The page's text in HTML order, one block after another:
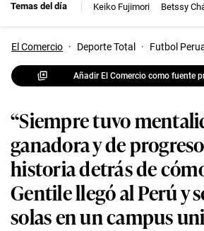
Temas del día Keiko Fujimori Betssy
El Comercio · Deporte Total · Futbol
Añadir El Comercio como fuente
“Siempre tuvo
ganadora y de
historia detrás de
Gentile llegó al Perú y
solas en un campus